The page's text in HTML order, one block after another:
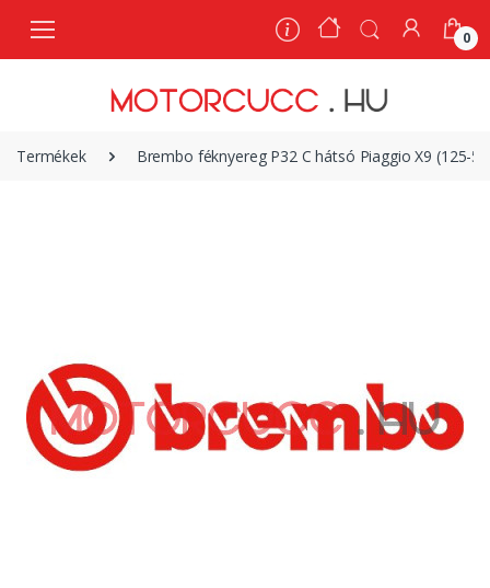
0
Termékek Brembo féknyereg P32 C hátsó Piaggio X9 (125-
0